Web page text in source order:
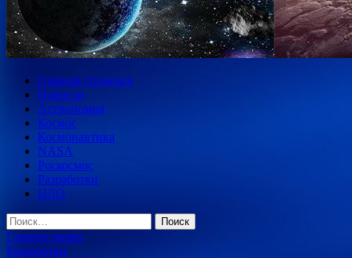
Главная страница
Новости
Астрономия
Космос
Космонавтика
NASA
Роскосмос
Разработки
НЛО
Найти:
Главное меню
Разработки